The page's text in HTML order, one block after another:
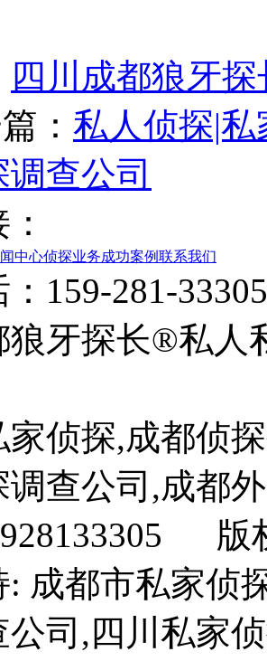
四川成都狼牙
： 私人侦探|
查公司
中心侦探业务成功案例联系我们
159-281-
狼牙探长®私人
家侦探,成都侦
调查公司,成都
版
: 成都市私家侦
公司,四川私家